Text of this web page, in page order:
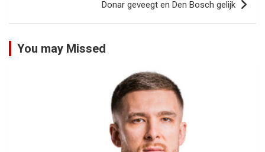
Donar geveegt en Den Bosch gelijk
You may Missed